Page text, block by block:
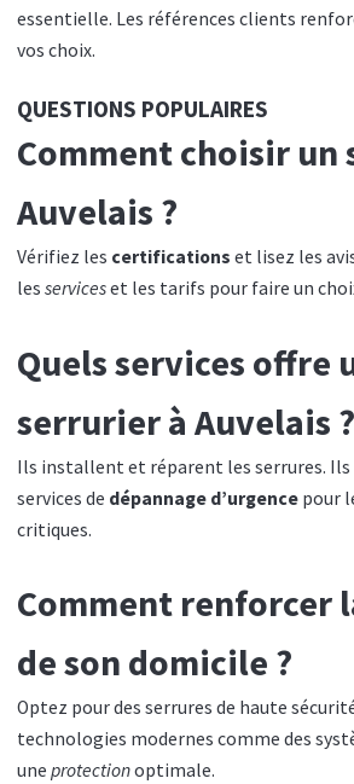
essentielle. Les références clients
vos choix.
QUESTIONS POPULAIRES
Comment choisir un
Auvelais ?
Vérifiez les certifications et lisez les
les serviceset les tarifs pour faire un
Quels services offre
serrurier à Auvelais ?
Ils installent et réparent les serrures. Ils
services de dépannage d’urgence pour
critiques.
Comment renforcer
de son domicile ?
Optez pour des serrures de haute
technologies modernes comme des
une protectionoptimale.